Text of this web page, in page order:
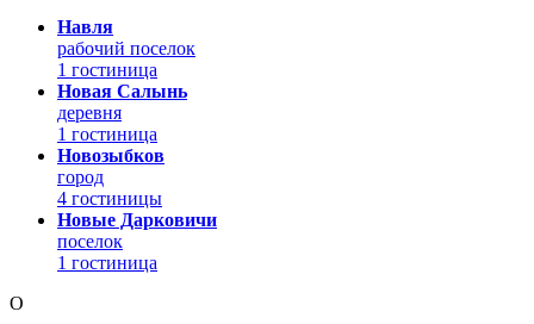
Навля
рабочий поселок
1 гостиница
Новая Салынь
деревня
1 гостиница
Новозыбков
город
4 гостиницы
Новые Дарковичи
поселок
1 гостиница
О